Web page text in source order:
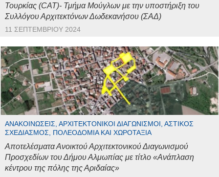
Τουρκίας (CAT)- Τμήμα Μούγλων με την υποστήριξη του
Συλλόγου Αρχιτεκτόνων Δωδεκανήσου (ΣΑΔ)
11 ΣΕΠΤΕΜΒΡΊΟΥ 2024
ΑΝΑΚΟΙΝΏΣΕΙΣ, ΑΡΧΙΤΕΚΤΟΝΙΚΟΊ ΔΙΑΓΩΝΙΣΜΟΊ, ΑΣΤΙΚΌΣ
ΣΧΕΔΙΑΣΜΌΣ, ΠΟΛΕΟΔΟΜΊΑ ΚΑΙ ΧΩΡΟΤΑΞΊΑ
Αποτελέσματα Ανοικτού Αρχιτεκτονικού Διαγωνισμού
Προσχεδίων του Δήμου Αλμωπίας με τίτλο «Ανάπλαση
κέντρου της πόλης της Αριδαίας»